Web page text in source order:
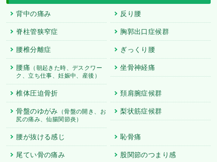
背中の痛み 反り腰
脊柱管狭窄症 胸郭出口症候群
腰椎分離症 ぎっくり腰
腰痛 （朝起きた時、デスクワー
ク、立ち仕事、妊娠中、産後）
坐骨神経痛
椎体圧迫骨折 頚肩腕症候群
骨盤のゆがみ
（骨盤の開き、お
尻の痛み、仙腸関節炎）
梨状筋症候群
腰が抜ける感じ 恥骨痛
尾てい骨の痛み 股関節のつまり感